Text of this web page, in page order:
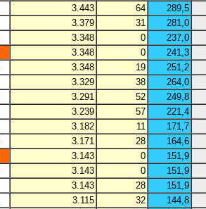
3.443 64
289,5
3.379 31
281,0
3.348 0
237,0
3.348 0
241,3
3.348 19
251,2
3.329 38
264,0
3.291 52
249,8
3.239 57
221,4
3.182 11
171,7
3.171 28
164,6
3.143 0
151,9
3.143 0
151,9
3.143 28
151,9
3.115 32
144,8